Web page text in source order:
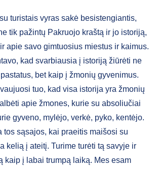
turistais vyras sakė besistengiantis,
tik pažintų Pakruojo kraštą ir jo istoriją,
apie savo gimtuosius miestus ir kaimus.
kad svarbiausia į istoriją žiūrėti ne
bet kaip į žmonių gyvenimus.
tuo, kad visa istorija yra žmonių
apie žmones, kurie su absoliučiai
gyveno, mylėjo, verkė, pyko, kentėjo.
tos sąsajos, kai praeitis maišosi su
kelią į ateitį. Turime turėti tą savyje ir
kaip į labai trumpą laiką. Mes esam